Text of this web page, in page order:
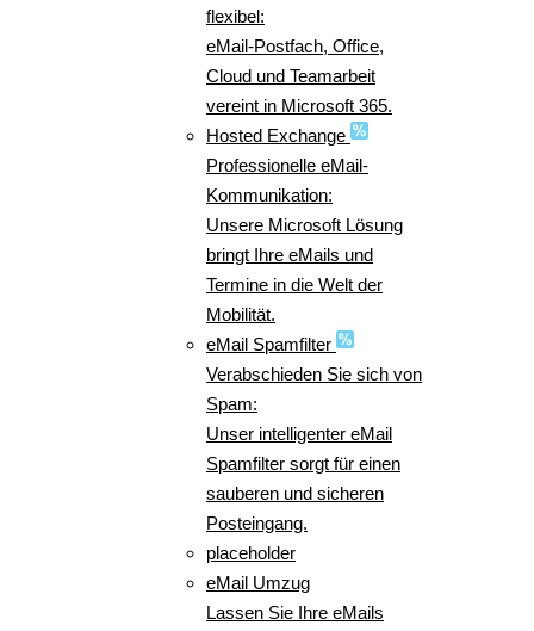
flexibel:
eMail-Postfach, Office,
Cloud und Teamarbeit
vereint in Microsoft 365.
Hosted Exchange
Professionelle eMail-
Kommunikation:
Unsere Microsoft Lösung
bringt Ihre eMails und
Termine in die Welt der
Mobilität.
eMail Spamfilter
Verabschieden Sie sich von
Spam:
Unser intelligenter eMail
Spamfilter sorgt für einen
sauberen und sicheren
Posteingang.
placeholder
eMail Umzug
Lassen Sie Ihre eMails